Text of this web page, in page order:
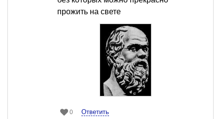
прожить на свете
0 Ответить